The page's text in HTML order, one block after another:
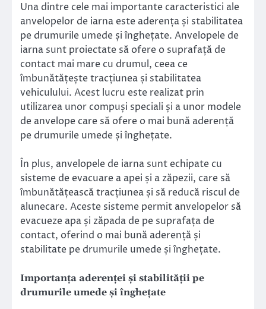
Una dintre cele mai importante caracteristici ale
anvelopelor de iarna este aderența și stabilitatea
pe drumurile umede și înghețate. Anvelopele de
iarna sunt proiectate să ofere o suprafață de
contact mai mare cu drumul, ceea ce
îmbunătățește tracțiunea și stabilitatea
vehiculului. Acest lucru este realizat prin
utilizarea unor compuși speciali și a unor modele
de anvelope care să ofere o mai bună aderență
pe drumurile umede și înghețate.
În plus, anvelopele de iarna sunt echipate cu
sisteme de evacuare a apei și a zăpezii, care să
îmbunătățească tracțiunea și să reducă riscul de
alunecare. Aceste sisteme permit anvelopelor să
evacueze apa și zăpada de pe suprafața de
contact, oferind o mai bună aderență și
stabilitate pe drumurile umede și înghețate.
Importanța aderenței și stabilității pe
drumurile umede și înghețate